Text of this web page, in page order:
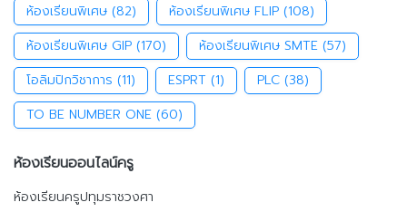
ห้องเรียนพิเศษ (82) ห้องเรียนพิเศษ FLIP (108)
ห้องเรียนพิเศษ GIP (170) ห้องเรียนพิเศษ SMTE (57)
โอลิมปิกวิชาการ (11) ESPRT (1) PLC (38)
TO BE NUMBER ONE (60)
ห้องเรียนออนไลน์ครู
ห้องเรียนครูปทุมราชวงศา